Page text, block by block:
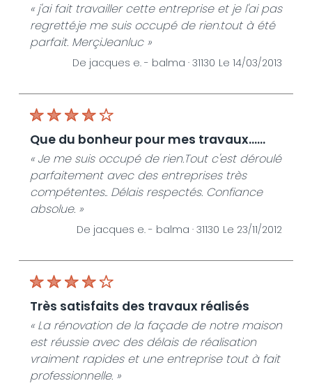
« j'ai fait travailler cette entreprise et je l'ai pas
regretté.je me suis occupé de rien.tout à été
parfait. MerçiJeanluc »
De jacques e. - balma · 31130 Le 14/03/2013
que du bonheur pour mes travaux......
« Je me suis occupé de rien.Tout c'est déroulé
parfaitement avec des entreprises très
compétentes.. Délais respectés. Confiance
absolue. »
De jacques e. - balma · 31130 Le 23/11/2012
très satisfaits des travaux réalisés
« La rénovation de la façade de notre maison
est réussie avec des délais de réalisation
vraiment rapides et une entreprise tout à fait
professionnelle. »